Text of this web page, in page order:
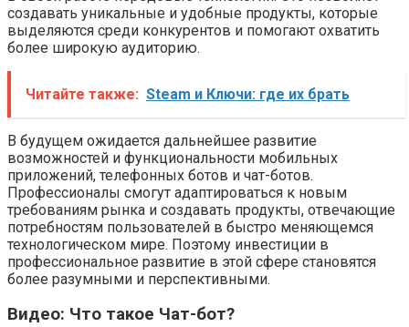
создавать уникальные и удобные продукты, которые
выделяются среди конкурентов и помогают охватить
более широкую аудиторию.
Читайте также: Steam и Ключи: где их брать
В будущем ожидается дальнейшее развитие
возможностей и функциональности мобильных
приложений, телефонных ботов и чат-ботов.
Профессионалы смогут адаптироваться к новым
требованиям рынка и создавать продукты, отвечающие
потребностям пользователей в быстро меняющемся
технологическом мире. Поэтому инвестиции в
профессиональное развитие в этой сфере становятся
более разумными и перспективными.
Видео: Что такое Чат-бот?